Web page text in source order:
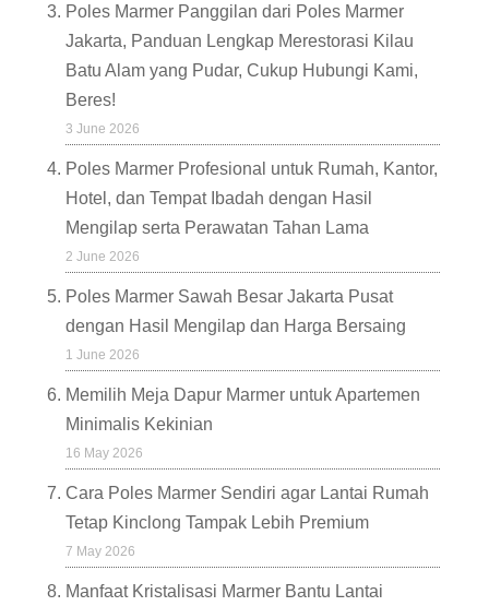
Poles Marmer Panggilan dari Poles Marmer
Jakarta, Panduan Lengkap Merestorasi Kilau
Batu Alam yang Pudar, Cukup Hubungi Kami,
Beres!
3 June 2026
Poles Marmer Profesional untuk Rumah, Kantor,
Hotel, dan Tempat Ibadah dengan Hasil
Mengilap serta Perawatan Tahan Lama
2 June 2026
Poles Marmer Sawah Besar Jakarta Pusat
dengan Hasil Mengilap dan Harga Bersaing
1 June 2026
Memilih Meja Dapur Marmer untuk Apartemen
Minimalis Kekinian
16 May 2026
Cara Poles Marmer Sendiri agar Lantai Rumah
Tetap Kinclong Tampak Lebih Premium
7 May 2026
Manfaat Kristalisasi Marmer Bantu Lantai